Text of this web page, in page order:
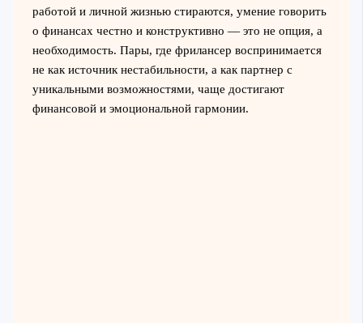
работой и личной жизнью стираются, умение говорить
о финансах честно и конструктивно — это не опция, а
необходимость. Пары, где фрилансер воспринимается
не как источник нестабильности, а как партнер с
уникальными возможностями, чаще достигают
финансовой и эмоциональной гармонии.